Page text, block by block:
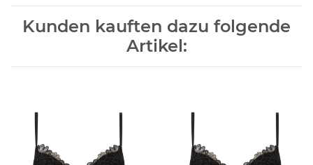
Kunden kauften dazu folgende
Artikel: